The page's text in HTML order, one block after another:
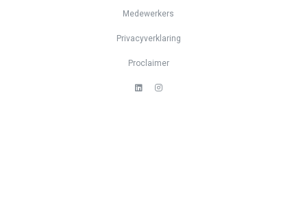
Medewerkers
Privacyverklaring
Proclaimer